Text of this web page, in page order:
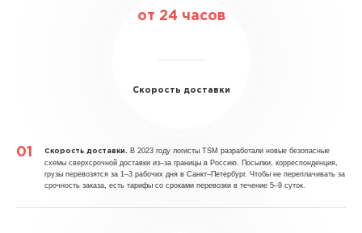
от 24 часов
Скорость доставки
Скорость доставки.
В 2023 году логисты TSM разработали новые безопасные
схемы сверхсрочной доставки из–за границы в Россию. Посылки, корреспонденция,
грузы перевозятся за 1–3 рабочих дня в Санкт–Петербург. Чтобы не переплачивать за
срочность заказа, есть тарифы со сроками перевозки в течение 5–9 суток.